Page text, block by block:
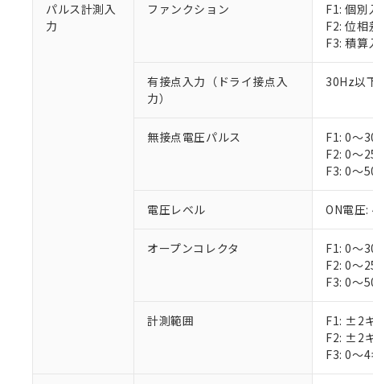
パルス計測入
力
ファンクション
F1: 個別
F2: 位相
F3: 積算
有接点入力（ドライ接点入
力）
30Hz以
無接点電圧パルス
F1: 0～
F2: 0～
F3: 0～
電圧レベル ON電圧
オープンコレクタ
F1: 0～
F2: 0～
F3: 0～
計測範囲
F1: ±2
F2: ±2
F3: 0～
※1 対応状況